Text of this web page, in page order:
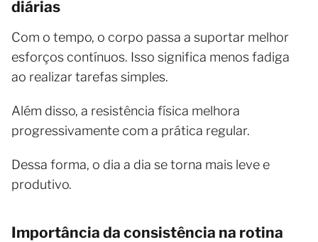
diárias
Com o tempo, o corpo passa a suportar melhor
esforços contínuos. Isso significa menos fadiga
ao realizar tarefas simples.
Além disso, a resistência física melhora
progressivamente com a prática regular.
Dessa forma, o dia a dia se torna mais leve e
produtivo.
Importância da consistência na rotina